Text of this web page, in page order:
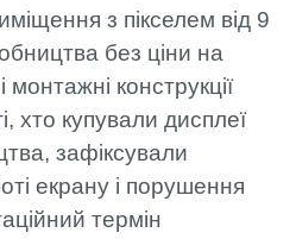
з пікселем від 9
без ціни на
монтажні конструкції
хто купували дисплеї
зафіксували
екрану і порушення
термін